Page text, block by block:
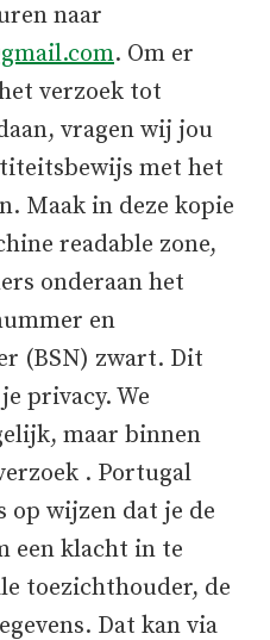
naar
. Om er
verzoek tot
vragen wij jou
met het
Maak in deze kopie
readable zone,
onderaan het
en
(BSN) zwart. Dit
privacy. We
maar binnen
. Portugal
op wijzen dat je de
een klacht in te
toezichthouder, de
Dat kan via